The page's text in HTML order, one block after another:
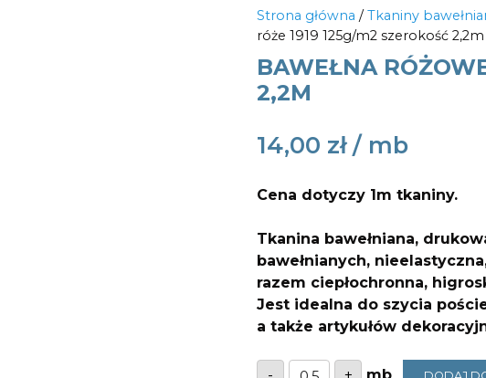
Strona główna /Tkaniny
róże 1919 125g/m2 szerokość 2,2m
BAWEŁNA
2,2M
14,00 zł
Cena dotyczy 1m tkaniny.
Tkanina bawełniana,
bawełnianych,
razem ciepłochronna,
Jest idealna do szycia
a także artykułów
ilość